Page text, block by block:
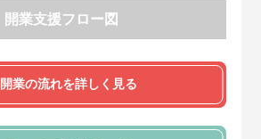
開業支援フロー図
開業の流れを詳しく見る